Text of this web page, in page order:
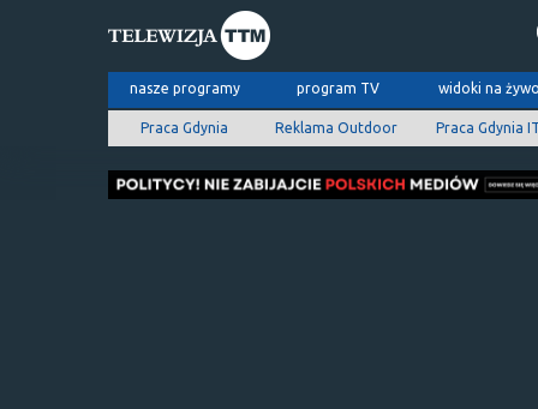
nasze programy program TV widoki na
Praca Gdynia Reklama Outdoor Praca Gdynia